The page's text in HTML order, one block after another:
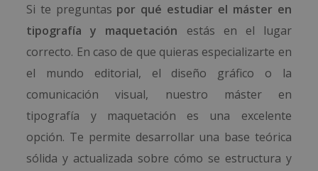
Si te preguntas por qué estudiar el máster en
tipografía y maquetación estás en el lugar
correcto. En caso de que quieras especializarte en
el mundo editorial, el diseño gráfico o la
comunicación visual, nuestro máster en
tipografía y maquetación es una excelente
opción. Te permite desarrollar una base teórica
sólida y actualizada sobre cómo se estructura y